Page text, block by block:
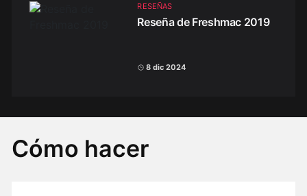
RESEÑAS
Reseña de Freshmac 2019
8 dic 2024
Cómo hacer